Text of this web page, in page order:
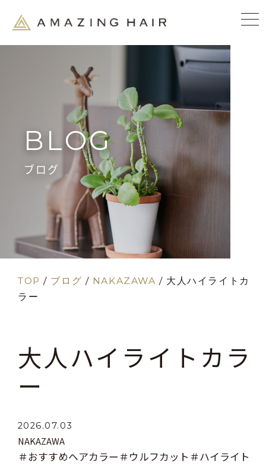
BLOG
ブログ
TOP / ブログ / NAKAZAWA / 大人ハイライトカ
ラー
大人ハイライトカラ
ー
2026.07.03
NAKAZAWA
＃おすすめヘアカラー ＃ウルフカット ＃ハイライト